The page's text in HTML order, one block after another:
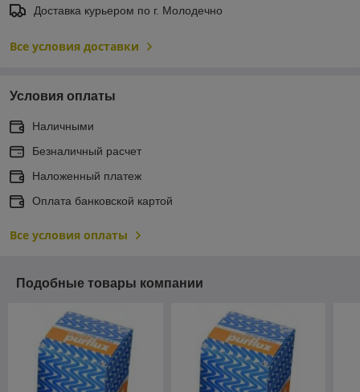
Доставка курьером по г. Молодечно
Все условия доставки
Условия оплаты
Наличными
Безналичный расчет
Наложенный платеж
Оплата банковской картой
Все условия оплаты
Подобные товары компании